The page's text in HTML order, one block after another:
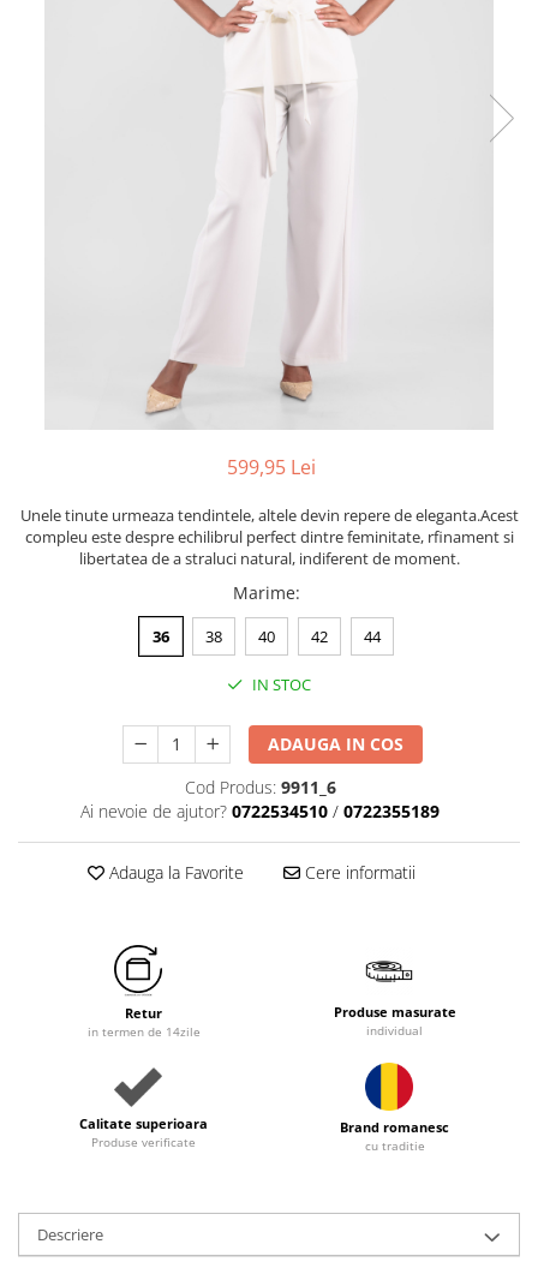
599,95 Lei
Unele tinute urmeaza tendintele, altele devin repere de eleganta.Acest
compleu este despre echilibrul perfect dintre feminitate, rfinament si
libertatea de a straluci natural, indiferent de moment.
Marime:
36 38 40 42 44
IN STOC
ADAUGA IN COS
Cod Produs: 9911_6
Ai nevoie de ajutor? 0722534510 / 0722355189
Adauga la Favorite Cere informatii
Retur
in termen de 14zile
Produse masurate
individual
Calitate superioara
Produse verificate
Brand romanesc
cu traditie
Descriere